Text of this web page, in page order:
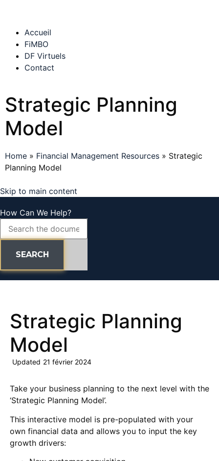
Accueil
FiMBO
DF Virtuels
Contact
Strategic Planning
Model
Home » Financial Management Resources » Strategic
Planning Model
Skip to main content
How Can We Help?
SEARCH
Strategic Planning
Model
Updated 21 février 2024
Take your business planning to the next level with the
‘Strategic Planning Model’.
This interactive model is pre-populated with your
own financial data and allows you to input the key
growth drivers: